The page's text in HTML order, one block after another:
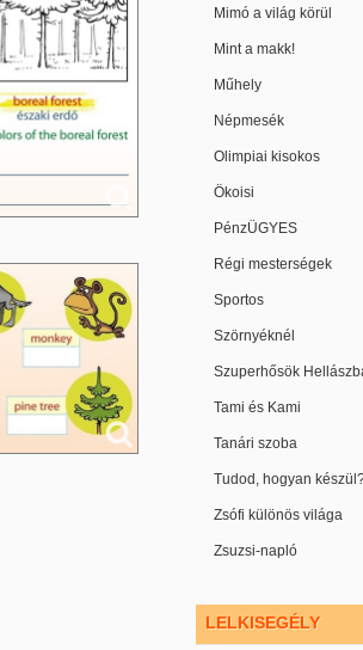
Mimó a világ körül
Mint a makk!
Műhely
Népmesék
Olimpiai kisokos
Ökoisi
PénzÜGYES
Régi mesterségek
Sportos
Szörnyéknél
Szuperhősök
Tami és Kami
Tanári szoba
Tudod, hogyan
Zsófi különös világa
Zsuzsi-napló
LELKISEGÉLY